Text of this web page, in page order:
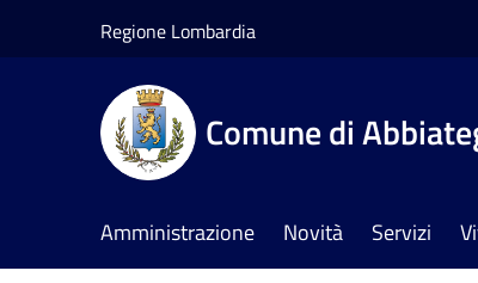
Regione Lombardia
Comune di
Amministrazione Novità Servizi